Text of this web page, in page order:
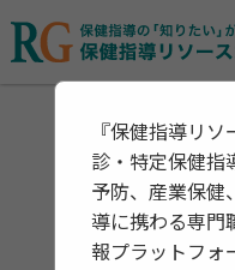
『保健指導リ
診・特定保健指
予防、産業保健
導に携わる専門
報プラットフォ